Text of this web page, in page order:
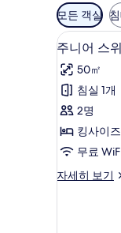
객
실
에
사
용
가
능
한
필
모든 객실
주
니
어
스
위
트
진
6
주니어 스
50㎡
침실 1개
2명
킹사이
무료
자세히 보기
주